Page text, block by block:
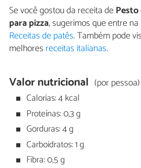
Se você gostou da receita de
para pizza, sugerimos que entre
Receitas de patês. Também pode
melhores receitas italianas.
Valor nutricional (por pessoa)
Calorias: 4 kcal
Proteínas: 0,3 g
Gorduras: 4 g
Carboidratos: 1 g
Fibra: 0,5 g